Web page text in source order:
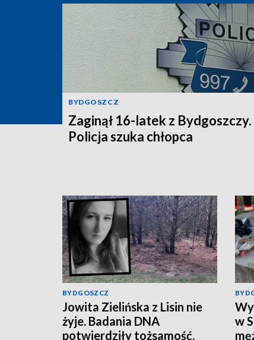
BYDGOSZCZ
Zaginął 16-latek z Bydgoszczy.
Policja szuka chłopca
BYDGOSZCZ
Jowita Zielińska z Lisin nie
żyje. Badania DNA
potwierdziły tożsamość.
w